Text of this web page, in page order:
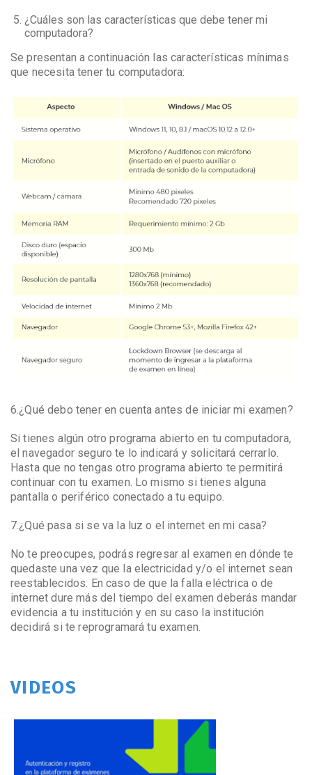
¿Cuáles son las características que debe tener mi
computadora?
Se presentan a continuación las características mínimas
que necesita tener tu computadora:
6.¿Qué debo tener en cuenta antes de iniciar mi examen?
Si tienes algún otro programa abierto en tu computadora,
el navegador seguro te lo indicará y solicitará cerrarlo.
Hasta que no tengas otro programa abierto te permitirá
continuar con tu examen. Lo mismo si tienes alguna
pantalla o periférico conectado a tu equipo.
7.¿Qué pasa si se va la luz o el internet en mi casa?
No te preocupes, podrás regresar al examen en dónde te
quedaste una vez que la electricidad y/o el internet sean
reestablecidos. En caso de que la falla eléctrica o de
internet dure más del tiempo del examen deberás mandar
evidencia a tu institución y en su caso la institución
decidirá si te reprogramará tu examen.
VIDEOS